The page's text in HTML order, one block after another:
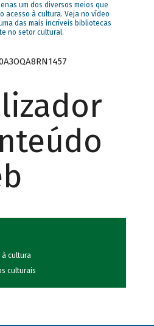
um dos diversos meios que
acesso à cultura. Veja no vídeo
das mais incríveis bibliotecas
no setor cultural.
à cultura
culturais